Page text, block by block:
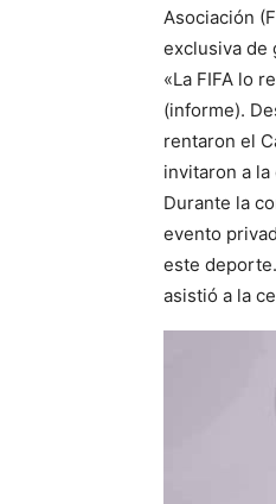
Asociación
exclusiva de
«La FIFA lo
(informe).
rentaron el
invitaron a
Durante la
evento
este
asistió a la